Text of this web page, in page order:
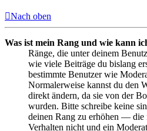
Nach oben
Was ist mein Rang und wie kann
Ränge, die unter deinem
wie viele Beiträge du bislang
bestimmte Benutzer wie
Normalerweise kannst du den
direkt ändern, da sie von der
wurden. Bitte schreibe keine
deinen Rang zu erhöhen — die
Verhalten nicht und ein